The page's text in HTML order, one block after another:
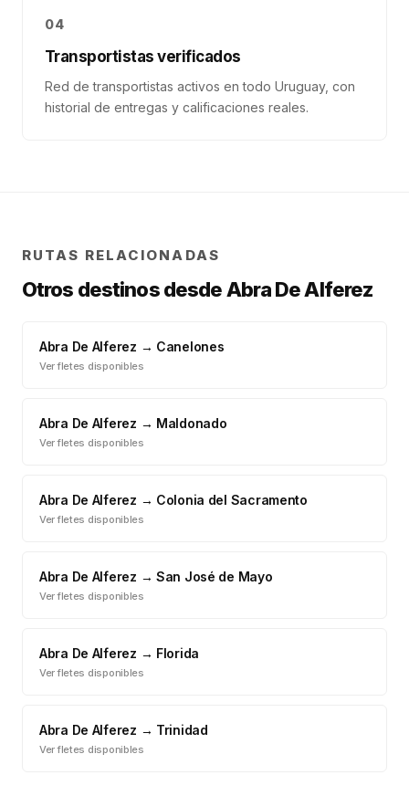
04
Transportistas verificados
Red de transportistas activos en todo Uruguay, con
historial de entregas y calificaciones reales.
RUTAS RELACIONADAS
Otros destinos desdeAbra De Alferez
Abra De Alferez → Canelones
Ver fletes disponibles
Abra De Alferez → Maldonado
Ver fletes disponibles
Abra De Alferez → Colonia del Sacramento
Ver fletes disponibles
Abra De Alferez → San José de Mayo
Ver fletes disponibles
Abra De Alferez → Florida
Ver fletes disponibles
Abra De Alferez → Trinidad
Ver fletes disponibles